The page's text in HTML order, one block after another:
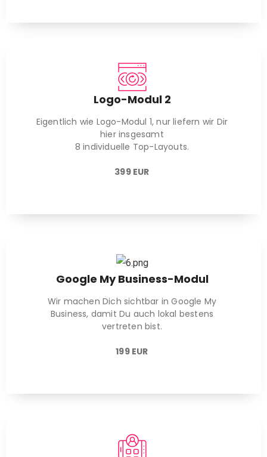
Logo-Modul 2
Eigentlich wie Logo-Modul 1, nur liefern wir Dir
hier insgesamt
8 individuelle Top-Layouts.
399 EUR
Google My Business-Modul
Wir machen Dich sichtbar in Google My
Business, damit Du auch lokal bestens
vertreten bist.
199 EUR